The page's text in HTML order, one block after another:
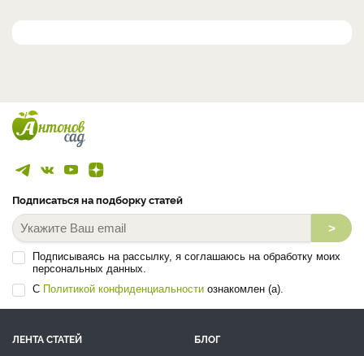
Подписаться на подборку статей
>
Подписываясь на рассылку, я соглашаюсь на обработку моих
персональных данных.
С Политикой конфиденциальности ознакомлен (а).
ЛЕНТА СТАТЕЙ
БЛОГ